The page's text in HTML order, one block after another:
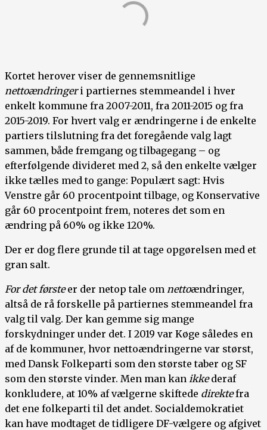
Kortet herover viser de gennemsnitlige
nettoændringeri partiernes stemmeandel i hver
enkelt kommune fra 2007-2011, fra 2011-2015 og fra
2015-2019. For hvert valg er ændringerne i de enkelte
partiers tilslutning fra det foregående valg lagt
sammen, både fremgang og tilbagegang – og
efterfølgende divideret med 2, så den enkelte vælger
ikke tælles med to gange: Populært sagt: Hvis
Venstre går 60 procentpoint tilbage, og Konservative
går 60 procentpoint frem, noteres det som en
ændring på 60% og ikke 120%.
Der er dog flere grunde til at tage opgørelsen med et
gran salt.
For det førsteer der netop tale om nettoændringer,
altså de rå forskelle på partiernes stemmeandel fra
valg til valg. Der kan gemme sig mange
forskydninger under det. I 2019 var Køge således en
af de kommuner, hvor nettoændringerne var størst,
med Dansk Folkeparti som den største taber og SF
som den største vinder. Men man kan ikkederaf
konkludere, at 10% af vælgerne skiftede direktefra
det ene folkeparti til det andet. Socialdemokratiet
kan have modtaget de tidligere DF-vælgere og afgivet